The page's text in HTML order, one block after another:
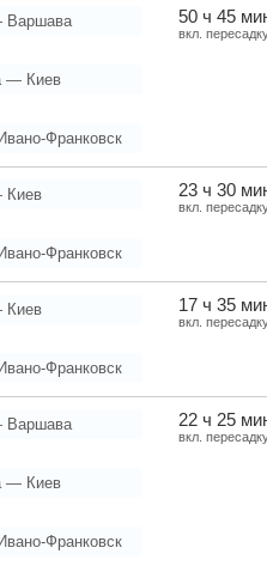
Варшава
— Киев
Франковск
50 ч 45
вкл.
Киев
Франковск
23 ч 30
вкл.
Киев
Франковск
17 ч 35
вкл.
Варшава
— Киев
Франковск
22 ч 25
вкл.